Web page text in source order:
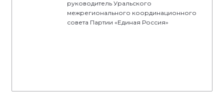
руководитель Уральского
межрегионального координационного
совета Партии «Единая Россия»